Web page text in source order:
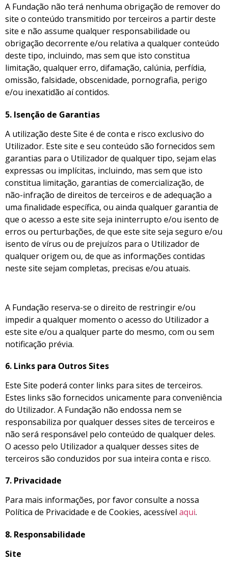
A Fundação não terá nenhuma obrigação de remover do
site o conteúdo transmitido por terceiros a partir deste
site e não assume qualquer responsabilidade ou
obrigação decorrente e/ou relativa a qualquer conteúdo
deste tipo, incluindo, mas sem que isto constitua
limitação, qualquer erro, difamação, calúnia, perfídia,
omissão, falsidade, obscenidade, pornografia, perigo
e/ou inexatidão aí contidos.
5. Isenção de Garantias
A utilização deste Site é de conta e risco exclusivo do
Utilizador. Este site e seu conteúdo são fornecidos sem
garantias para o Utilizador de qualquer tipo, sejam elas
expressas ou implícitas, incluindo, mas sem que isto
constitua limitação, garantias de comercialização, de
não-infração de direitos de terceiros e de adequação a
uma finalidade específica, ou ainda qualquer garantia de
que o acesso a este site seja ininterrupto e/ou isento de
erros ou perturbações, de que este site seja seguro e/ou
isento de vírus ou de prejuízos para o Utilizador de
qualquer origem ou, de que as informações contidas
neste site sejam completas, precisas e/ou atuais.
A Fundação reserva-se o direito de restringir e/ou
impedir a qualquer momento o acesso do Utilizador a
este site e/ou a qualquer parte do mesmo, com ou sem
notificação prévia.
6. Links para Outros Sites
Este Site poderá conter links para sites de terceiros.
Estes links são fornecidos unicamente para conveniência
do Utilizador. A Fundação não endossa nem se
responsabiliza por qualquer desses sites de terceiros e
não será responsável pelo conteúdo de qualquer deles.
O acesso pelo Utilizador a qualquer desses sites de
terceiros são conduzidos por sua inteira conta e risco.
7. Privacidade
Para mais informações, por favor consulte a nossa
Política de Privacidade e de Cookies, acessível aqui.
8. Responsabilidade
Site